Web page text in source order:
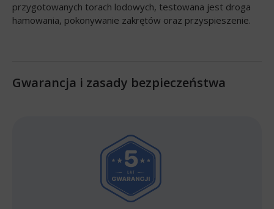
przygotowanych torach lodowych, testowana jest droga
hamowania, pokonywanie zakrętów oraz przyspieszenie.
Gwarancja i zasady bezpieczeństwa